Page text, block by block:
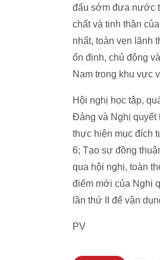
đấu sớm đưa nước
chất và tinh thần
nhất, toàn vẹn lãnh
ổn định, chủ động
Nam trong khu vực
Hội nghị học tập,
Đảng và Nghị quyết
thực hiện mục đích
6; Tạo sự đồng
qua hội nghị, toàn
điểm mới của Nghị
lần thứ II để vận
PV